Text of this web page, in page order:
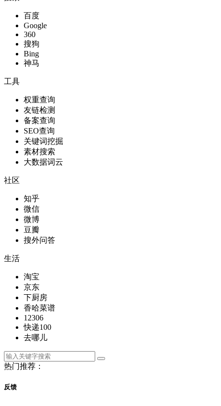
百度
Google
360
搜狗
Bing
神马
工具
权重查询
友链检测
备案查询
SEO查询
关键词挖掘
素材搜索
大数据词云
社区
知乎
微信
微博
豆瓣
搜外问答
生活
淘宝
京东
下厨房
香哈菜谱
12306
快递100
去哪儿
热门推荐：
反馈